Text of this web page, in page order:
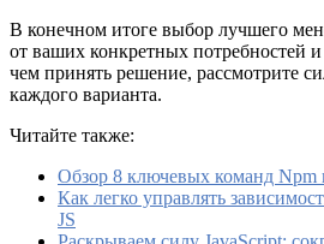
В конечном итоге выбор лучшего
от ваших конкретных потребностей
чем принять решение, рассмотрите
каждого варианта.
Читайте также:
Обзор 8 ключевых команд Npm
Как легко управлять
JS